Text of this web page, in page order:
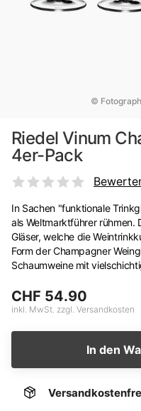
©
Riedel Vinum
4er-Pack
In Sachen "funktionale
als Weltmarktführer rühmen.
Gläser, welche die
Form der Champagner
Schaumweine mit
CHF 54.90
inkl. MwSt. zzgl. Versandkosten
In den